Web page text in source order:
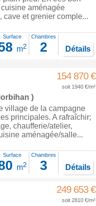
aménagée
cave et grenier comple...
Surface
m2
Chambres
2 Détails
154 870 €
soit 1940 €/m²
)
village de la campagne
principales. A rafraîchir;
chaufferie/atelier,
aménagée/salle...
Surface
m2
Chambres
3 Détails
249 653 €
soit 2810 €/m²